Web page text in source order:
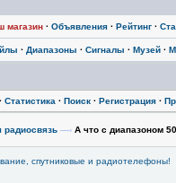
магазин· Объявления· Рейтинг·
· Диапазоны · Сигналы · Музей·
Статистика · Поиск· Регистрация·
радиосвязь —›А что с диапазоном
спутниковые и радиотелефоны!